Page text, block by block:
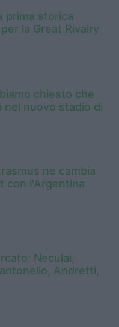
prima storica
la Great Rivalry
chiesto che
nel nuovo stadio di
ne cambia
con l'Argentina
Neculai,
Andretti,